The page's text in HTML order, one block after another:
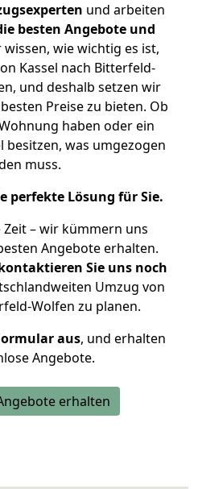
und arbeiten
besten Angebote und
wie wichtig es ist,
Kassel nach Bitterfeld-
und deshalb setzen wir
Preise zu bieten. Ob
haben oder ein
besitzen, was umgezogen
muss.
perfekte Lösung für Sie.
Zeit – wir kümmern uns
Angebote erhalten.
Sie uns noch
Umzug von
Wolfen zu planen.
aus, und erhalten
Angebote.
erhalten